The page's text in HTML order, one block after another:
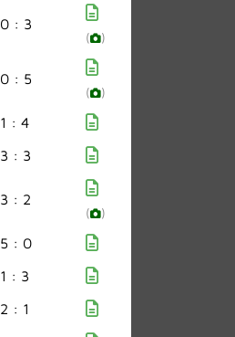
0 : 3
( )
0 : 5
( )
1 : 4
3 : 3
3 : 2
( )
5 : 0
1 : 3
2 : 1